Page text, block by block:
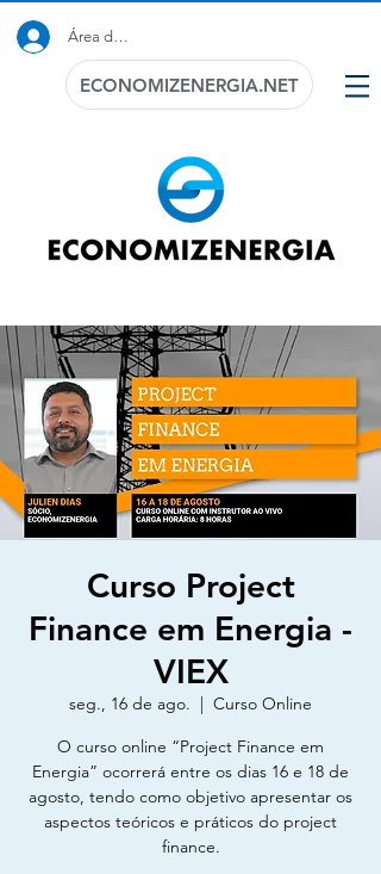
Área do Cliente
ECONOMIZENERGIA.NET
Curso Project
Finance em Energia -
VIEX
seg., 16 de ago.
  |
Curso Online
O curso online “Project Finance em
Energia” ocorrerá entre os dias 16 e 18 de
agosto, tendo como objetivo apresentar os
aspectos teóricos e práticos do project
finance.